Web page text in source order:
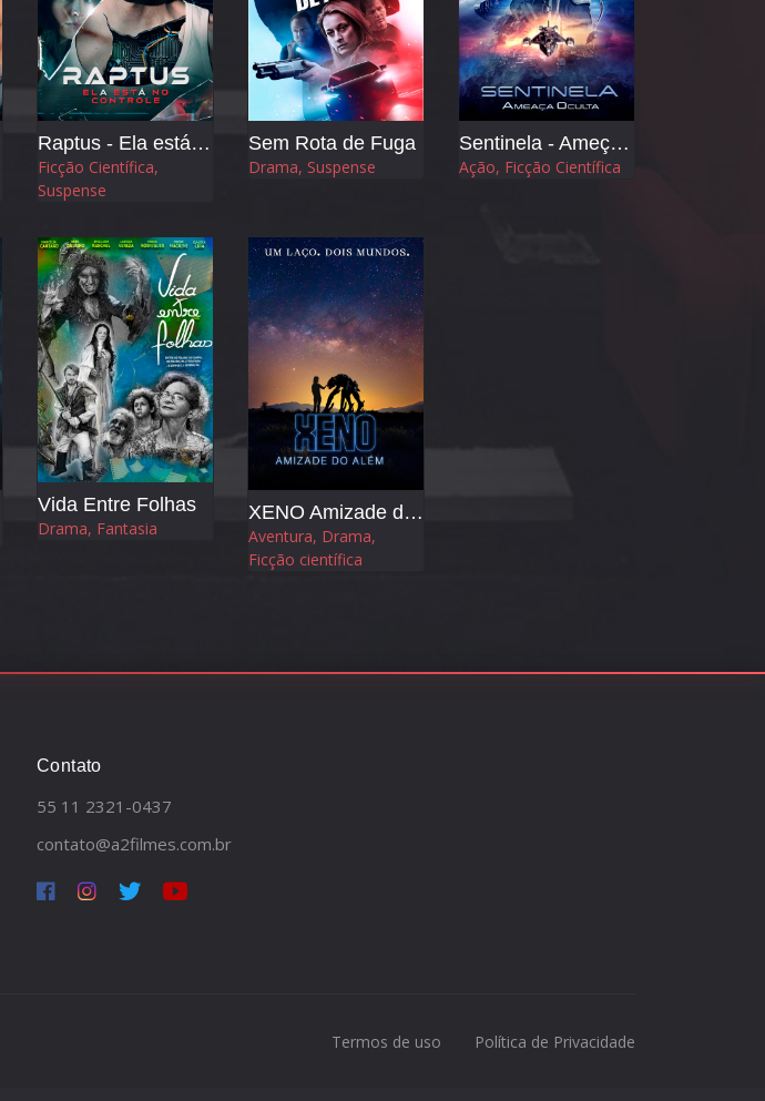
Raptus - Ela está no Controle
Ficção Científica,
Suspense
Sem Rota de Fuga
Drama, Suspense
Sentinela - Ameça Oculta
Ação, Ficção Científica
Vida Entre Folhas
Drama, Fantasia
XENO Amizade do Além
Aventura, Drama,
Ficção científica
Contato
55 11 2321-0437
contato@a2filmes.com.br
Termos de uso Política de Privacidade